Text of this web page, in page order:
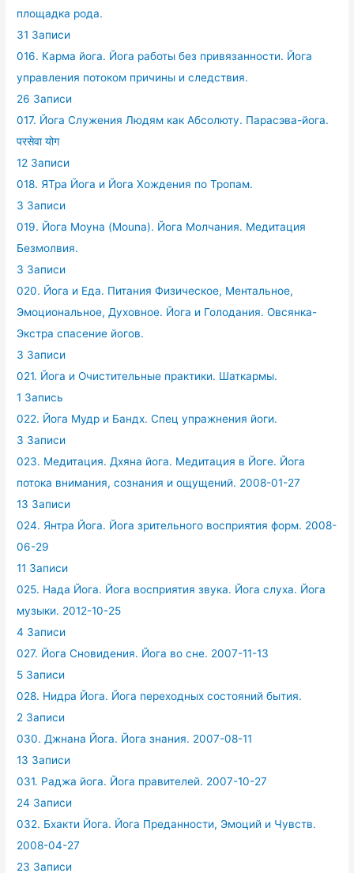
площадка рода.
31 Записи
016. Карма йога. Йога работы без привязанности. Йога
управления потоком причины и следствия.
26 Записи
017. Йога Служения Людям как Абсолюту. Парасэва-йога.
परसेवा योग
12 Записи
018. ЯТра Йога и Йога Хождения по Тропам.
3 Записи
019. Йога Моуна (Mouna). Йога Молчания. Медитация
Безмолвия.
3 Записи
020. Йога и Еда. Питания Физическое, Ментальное,
Эмоциональное, Духовное. Йога и Голодания. Овсянка-
Экстра спасение йогов.
3 Записи
021. Йога и Очистительные практики. Шаткармы.
1 Запись
022. Йога Мудр и Бандх. Спец упражнения йоги.
3 Записи
023. Медитация. Дхяна йога. Медитация в Йоге. Йога
потока внимания, сознания и ощущений. 2008-01-27
13 Записи
024. Янтра Йога. Йога зрительного восприятия форм. 2008-
06-29
11 Записи
025. Нада Йога. Йога восприятия звука. Йога слуха. Йога
музыки. 2012-10-25
4 Записи
027. Йога Сновидения. Йога во сне. 2007-11-13
5 Записи
028. Нидра Йога. Йога переходных состояний бытия.
2 Записи
030. Джнана Йога. Йога знания. 2007-08-11
13 Записи
031. Раджа йога. Йога правителей. 2007-10-27
24 Записи
032. Бхакти Йога. Йога Преданности, Эмоций и Чувств.
2008-04-27
23 Записи